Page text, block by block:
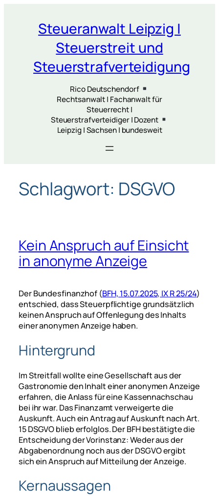
springenSteueranwalt Leipzig |
Steuerstreit und
Steuerstrafverteidigung
Rico Deutschendorf
Rechtsanwalt | Fachanwalt für
Steuerrecht |
Steuerstrafverteidiger | Dozent
Leipzig | Sachsen | bundesweit
Schlagwort: DSGVO
Kein Anspruch auf Einsicht
in anonyme Anzeige
Der Bundesfinanzhof (BFH, 15.07.2025, IX R 25/24)
entschied, dass Steuerpflichtige grundsätzlich
keinen Anspruch auf Offenlegung des Inhalts
einer anonymen Anzeige haben.
Hintergrund
Im Streitfall wollte eine Gesellschaft aus der
Gastronomie den Inhalt einer anonymen Anzeige
erfahren, die Anlass für eine Kassennachschau
bei ihr war. Das Finanzamt verweigerte die
Auskunft. Auch ein Antrag auf Auskunft nach Art.
15 DSGVO blieb erfolglos. Der BFH bestätigte die
Entscheidung der Vorinstanz: Weder aus der
Abgabenordnung noch aus der DSGVO ergibt
sich ein Anspruch auf Mitteilung der Anzeige.
Kernaussagen